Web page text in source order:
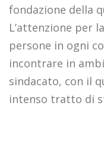
fondazione della
L’attenzione per
persone in ogni
incontrare in
sindacato, con il
intenso tratto di